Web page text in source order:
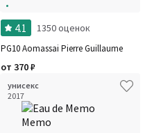
4.1 1350 оценок
PG10 Aomassai Pierre Guillaume
от 370₽
унисекс
2017